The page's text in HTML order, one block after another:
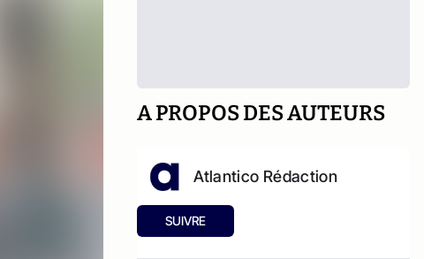
A PROPOS DES AUTEURS
Atlantico Rédaction
SUIVRE